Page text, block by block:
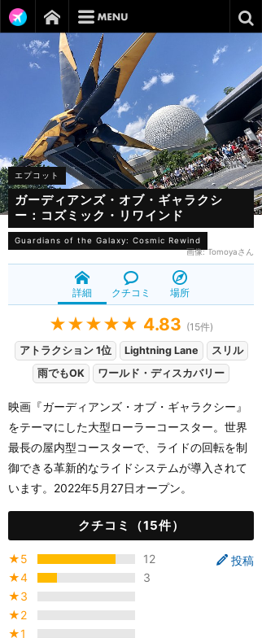
エプコット
ガーディアンズ・オブ・ギャラクシ
ー：コズミック・リワインド
Guardians of the Galaxy: Cosmic Rewind
画像:Tomoyaさん
詳細 クチコミ 場所
★★★★★ 4.83 (15件)
アトラクション 1位
Lightning Lane
スリル
雨でもOK
ワールド・ディスカバリー
映画『ガーディアンズ・オブ・ギャラクシー』
をテーマにした大型ローラーコースター。世界
最長の屋内型コースターで、ライドの回転を制
御できる革新的なライドシステムが導入されて
います。2022年5月27日オープン。
クチコミ（15件）
投稿
★5
12
★4
3
★3
★2
★1